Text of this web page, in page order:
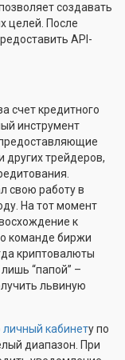
создавать
целей. После
API-
счет кредитного
инструмент
других трейдеров,
свою работу в
На тот момент
к
команде биржи
криптовалюты
“папой” –
львиную
кабинету по
диапазон. При